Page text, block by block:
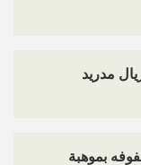
مدريد
بموهبة